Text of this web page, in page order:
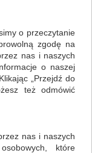
z naszych
jakości treści i
o przeczytanie
zgodę na
nas i naszych
o naszej
„Przejdź do
też odmówić
nas i naszych
które